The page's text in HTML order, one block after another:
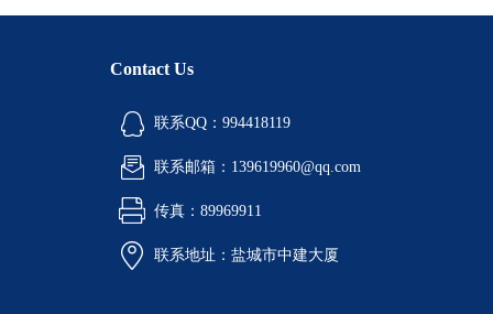
Contact Us
联系QQ：994418119
联系邮箱：139619960@qq.com
传真：89969911
联系地址：盐城市中建大厦